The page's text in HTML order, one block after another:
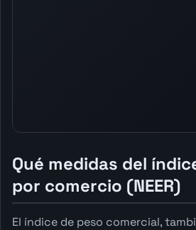
Qué medidas del
por comercio (NEER)
El índice de peso comercial,